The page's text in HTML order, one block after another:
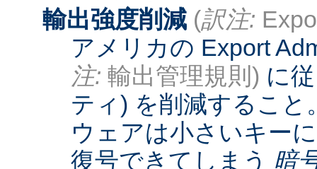
輸出強度削減 (訳注:
アメリカの Export
注: 輸出管理規則) に
ティ) を削減すること
ウェアは小さいキー
復号できてしまう 暗